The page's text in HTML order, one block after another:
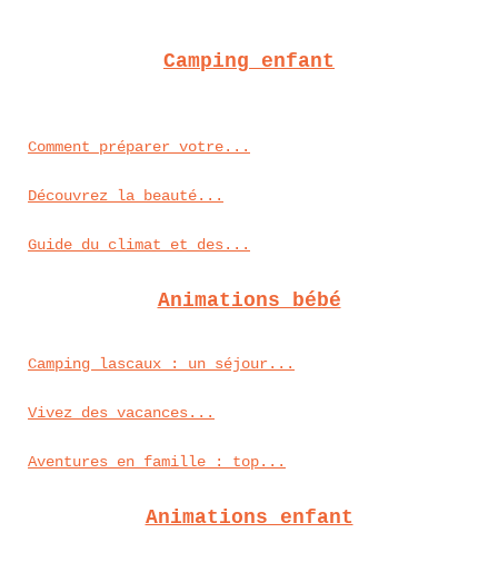
Camping enfant
Comment préparer votre...
Découvrez la beauté...
Guide du climat et des...
Animations bébé
Camping lascaux : un séjour...
Vivez des vacances...
Aventures en famille : top...
Animations enfant